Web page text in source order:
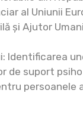
al Uniunii
și Ajutor
Identificarea
de suport